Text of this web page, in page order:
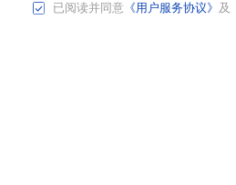
已阅读并同意 《用户服务协议》 及